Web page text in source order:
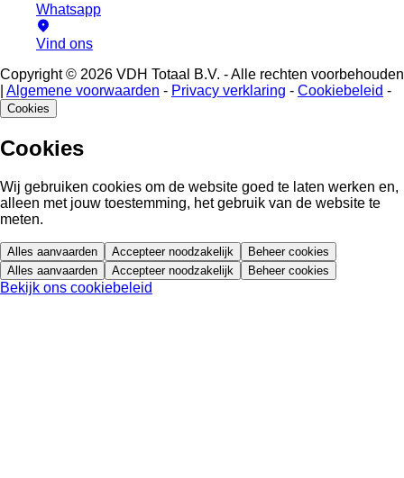
Whatsapp
Vind ons
Copyright © 2026 VDH Totaal B.V. - Alle rechten voorbehouden
Algemene voorwaarden - Privacy verklaring - Cookiebeleid -
Cookies
Cookies
Wij gebruiken cookies om de website goed te laten werken en,
alleen met jouw toestemming, het gebruik van de website te
meten.
Alles aanvaarden Accepteer noodzakelijk
Beheer cookies
Alles aanvaarden
Accepteer noodzakelijk Beheer cookies
Bekijk ons cookiebeleid